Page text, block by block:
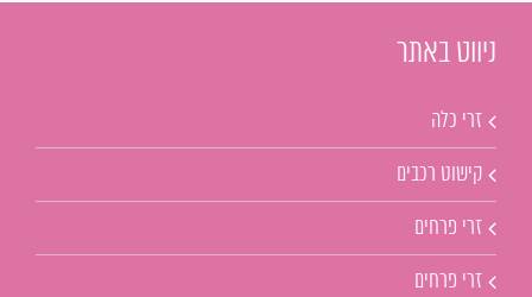
ניווט באתר
זרי כלה
קישוט רכבים
זרי פרחים
זרי פרחים